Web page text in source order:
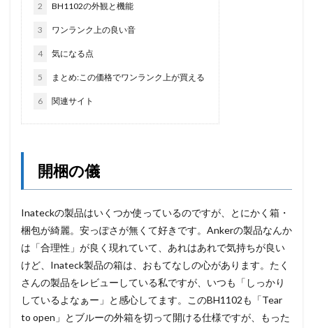
2 BH1102の外観と機能
3 ワンランク上の良い音
4 気になる点
5 まとめ:この価格でワンランク上が買える
6 関連サイト
開梱の儀
Inateckの製品はいくつか使っているのですが、とにかく箱・
梱包が綺麗。安っぽさが無くて好きです。Ankerの製品なんか
は「合理性」が良く現れていて、あれはあれで気持ちが良い
けど、Inateck製品の箱は、おもてなしの心があります。たく
さんの製品をレビューしている私ですが、いつも「しっかり
しているよなぁー」と感心してます。このBH1102も「Tear
to open」とブルーの外箱を切って開ける仕様ですが、もった